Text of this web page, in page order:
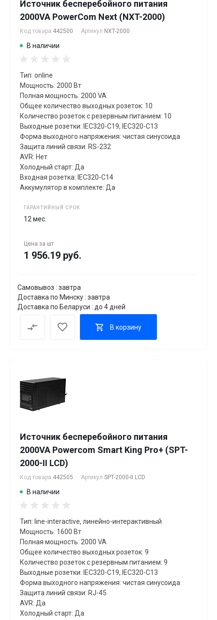
Источник бесперебойного питания
2000VA PowerCom Next (NXT-2000)
Код товара 442500 Артикул NXT-2000
В наличии
Тип: online
Мощность: 2000 Вт
Полная мощность: 2000 VA
Общее количество выходных розеток: 10
Количество розеток с резервным питанием: 10
Выходные розетки: IEC320-C19, IEC320-C13
Форма выходного напряжения: чистая синусоида
Защита линий связи: RS-232
AVR: Нет
Холодный старт: Да
Входная розетка: IEC320-C14
Аккумулятор в комплекте: Да
ГАРАНТИЙНЫЙ СРОК
12 мес.
Цена за шт
1 956.19 руб.
Самовывоз : завтра
Доставка по Минску : завтра
Доставка по Беларуси : до 4 дней
В корзину
Источник бесперебойного питания
2000VA Powercom Smart King Pro+ (SPT-
2000-II LCD)
Код товара 442505 Артикул SPT-2000-II LCD
В наличии
Тип: line-interactive, линейно-интерактивный
Мощность: 1600 Вт
Полная мощность: 2000 VA
Общее количество выходных розеток: 9
Количество розеток с резервным питанием: 9
Выходные розетки: IEC320-C19, IEC320-C13
Форма выходного напряжения: чистая синусоида
Защита линий связи: RJ-45
AVR: Да
Холодный старт: Да